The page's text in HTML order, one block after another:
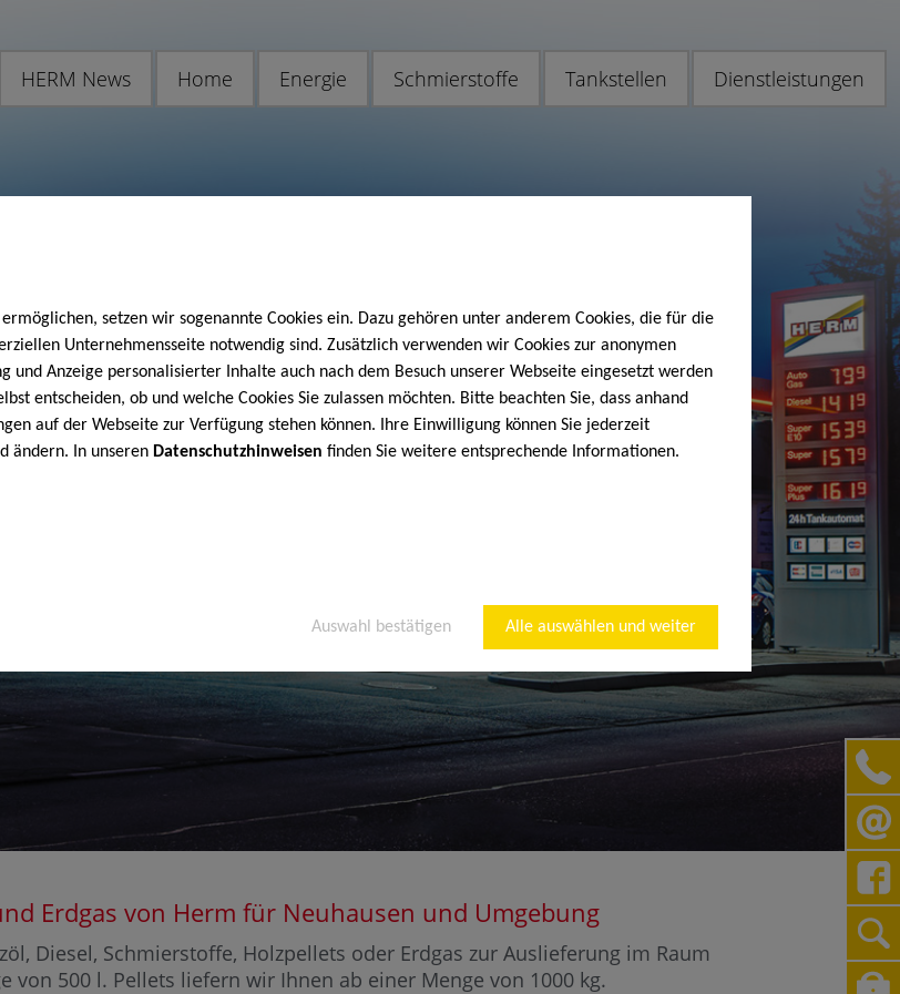
setzen wir sogenannte Cookies ein. Dazu gehören unter anderem Cookies, die für die
Unternehmensseite notwendig sind. Zusätzlich verwenden wir Cookies zur anonymen
und Anzeige personalisierter Inhalte auch nach dem Besuch unserer Webseite eingesetzt werden
entscheiden, ob und welche Cookies Sie zulassen möchten. Bitte beachten Sie, dass anhand
auf der Webseite zur Verfügung stehen können. Ihre Einwilligung können Sie jederzeit
ändern. In unseren Datenschutzhinweisen finden Sie weitere entsprechende Informationen.
Auswahl bestätigen Alle auswählen und weiter
HERM News Home Energie Schmierstoffe Tankstellen Dienstleistungen
Erdgas von Herm für Neuhausen und Umgebung
Diesel, Schmierstoffe, Holzpellets oder Erdgas zur Auslieferung im Raum
von 500 l. Pellets liefern wir Ihnen ab einer Menge von 1000 kg.